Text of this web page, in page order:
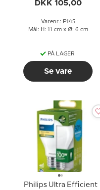
DKK 105,00
Varenr.: P145
Mål: H: 11 cm x Ø: 6 cm
PÅ LAGER
Se vare
Philips Ultra Efficient